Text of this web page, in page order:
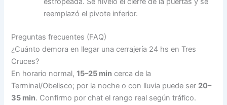
reemplazó el pivote inferior.
Preguntas frecuentes (FAQ)
¿Cuánto demora en llegar una cerrajería 24 hs en Tres
Cruces?
En horario normal,15–25 min cerca de la
Terminal/Obelisco; por la noche o con lluvia puede ser 20–
35 min. Confirmo por chat el rango real según tráfico.